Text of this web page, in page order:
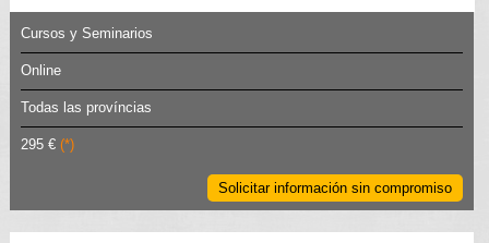
Cursos y Seminarios
Online
Todas las províncias
295 € (*)
Solicitar información sin compromiso